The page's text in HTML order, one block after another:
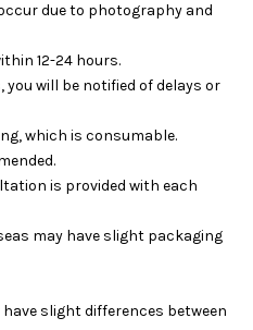
due to photography and
12-24 hours.
will be notified of delays or
which is consumable.
is provided with each
may have slight packaging
slight differences between